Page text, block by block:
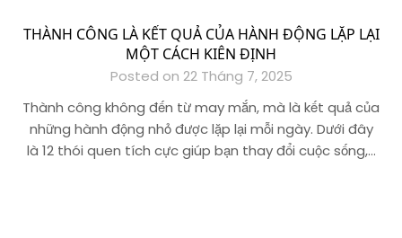
THÀNH CÔNG LÀ KẾT QUẢ CỦA HÀNH ĐỘNG LẶP LẠI
MỘT CÁCH KIÊN ĐỊNH
Posted on 22 Tháng 7, 2025
Thành công không đến từ may mắn, mà là kết quả của
những hành động nhỏ được lặp lại mỗi ngày. Dưới đây
là 12 thói quen tích cực giúp bạn thay đổi cuộc sống,…